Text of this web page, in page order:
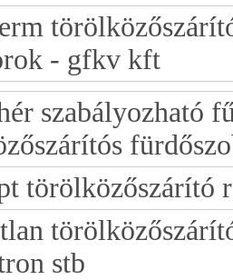
- gfkv kft
szabályozható
törölközőszárító
stb